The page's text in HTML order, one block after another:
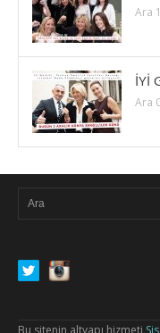
Ara
İYİ
Ara
Bu sitenin altyapı hizmeti